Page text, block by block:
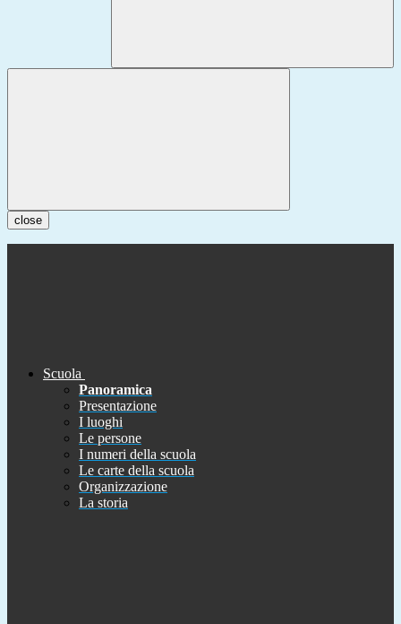
close
Scuola
Panoramica
Presentazione
I luoghi
Le persone
I numeri della scuola
Le carte della scuola
Organizzazione
La storia